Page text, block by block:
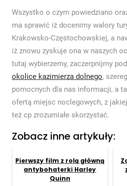
Wszystko o czym powiedziano
ma sprawić iż docenimy walory
Krakowsko-Częstochowskiej, a
iż znowu zyskuje ona w naszych
tutaj wybierzemy, zaczerpnijmy
okolice kazimierza dolnego,
pomocnych dla nas informacji, a
ofertą miejsc noclegowych, z
też cp zrozumiałe skorzystać.
Zobacz inne artykuły:
Pierwszy film z rolą główną
antybohaterki Harley
Quinn